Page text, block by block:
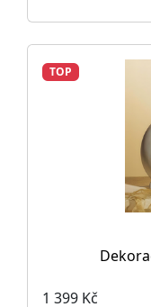
TOP
1 399 Kč